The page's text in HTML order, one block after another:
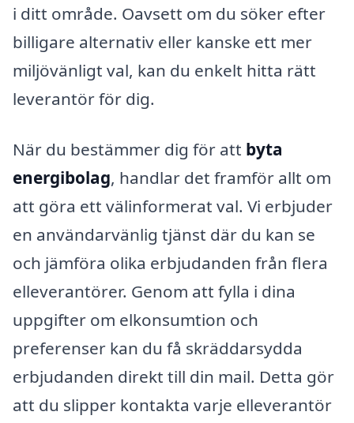
i ditt område. Oavsett om du söker efter
billigare alternativ eller kanske ett mer
miljövänligt val, kan du enkelt hitta rätt
leverantör för dig.
När du bestämmer dig för att byta
energibolag, handlar det framför allt om
att göra ett välinformerat val. Vi erbjuder
en användarvänlig tjänst där du kan se
och jämföra olika erbjudanden från flera
elleverantörer. Genom att fylla i dina
uppgifter om elkonsumtion och
preferenser kan du få skräddarsydda
erbjudanden direkt till din mail. Detta gör
att du slipper kontakta varje elleverantör